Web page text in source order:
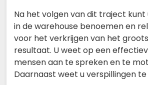
Na het volgen van dit traject
in de warehouse benoemen en
voor het verkrijgen van het
resultaat. U weet op een
mensen aan te spreken en te
Daarnaast weet u verspillingen